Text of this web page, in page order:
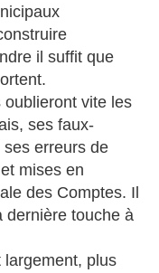
il suffit que
vite les
ses faux-
erreurs de
mises en
des Comptes. Il
dernière touche à
largement, plus